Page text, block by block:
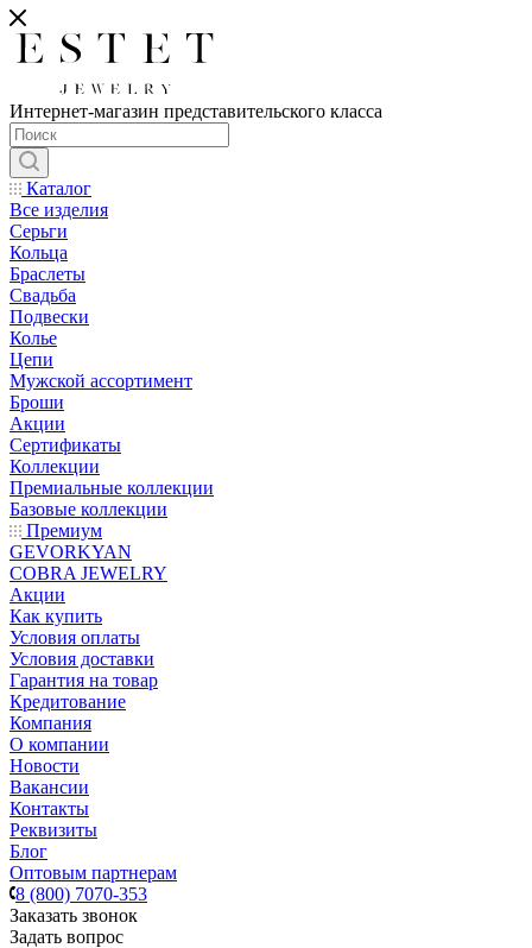
Интернет-магазин представительского класса
Каталог
Все изделия
Серьги
Кольца
Браслеты
Свадьба
Подвески
Колье
Цепи
Мужской ассортимент
Броши
Акции
Сертификаты
Коллекции
Премиальные коллекции
Базовые коллекции
Премиум
GEVORKYAN
COBRA JEWELRY
Акции
Как купить
Условия оплаты
Условия доставки
Гарантия на товар
Кредитование
Компания
О компании
Новости
Вакансии
Контакты
Реквизиты
Блог
Оптовым партнерам
8 (800) 7070-353
Заказать звонок
Задать вопрос